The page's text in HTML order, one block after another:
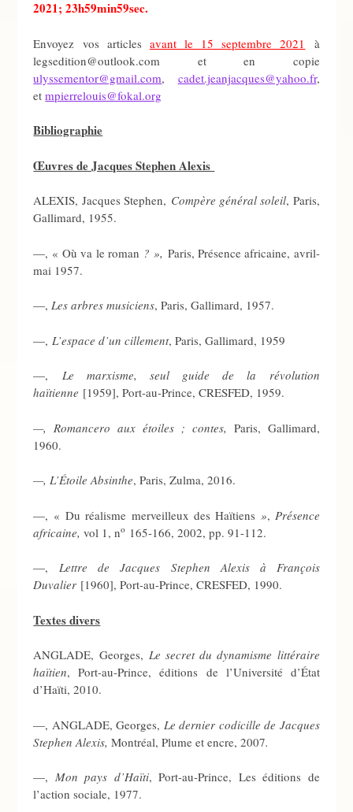
2021; 23h59min59sec.
Envoyez vos articles avant le 15 septembre 2021
à
legsedition@outlook.com et en copie
ulyssementor@gmail.com, cadet.jeanjacques@yahoo.fr,
etmpierrelouis@fokal.org
Bibliographie
Œuvres de Jacques Stephen Alexis
ALEXIS, Jacques Stephen, Compère général soleil, Paris,
Gallimard, 1955.
—, « Où va le roman ? », Paris, Présence africaine, avril-
mai 1957.
—,Les arbres musiciens, Paris, Gallimard, 1957.
—, L’espace d’un cillement, Paris, Gallimard, 1959
—, Le marxisme, seul guide de la révolution
haïtienne [1959], Port-au-Prince, CRESFED, 1959.
—, Romancero aux étoiles ; contes, Paris, Gallimard,
1960.
—, L’Étoile Absinthe, Paris, Zulma, 2016.
—, « Du réalisme merveilleux des Haïtiens », Présence
africaine,vol 1, no 165-166, 2002, pp. 91-112.
—,Lettre de Jacques Stephen Alexis à François
Duvalier [1960], Port-au-Prince, CRESFED, 1990.
Textes divers
ANGLADE, Georges, Le secret du dynamisme littéraire
haïtien, Port-au-Prince, éditions de l’Université d’État
d’Haïti, 2010.
—, ANGLADE, Georges, Le dernier codicille de Jacques
Stephen Alexis,Montréal, Plume et encre, 2007.
—, Mon pays d’Haïti, Port-au-Prince, Les éditions de
l’action sociale, 1977.